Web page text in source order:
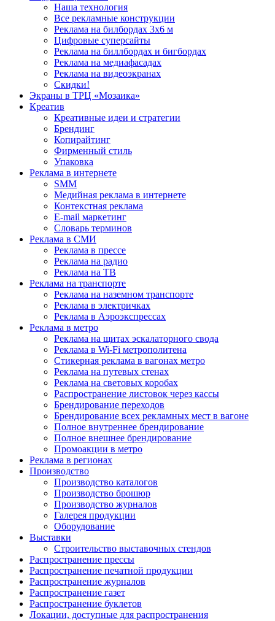
Наша технология
Все рекламные конструкции
Реклама на билбордах 3х6 м
Цифровые суперсайты
Реклама на биллбордах и бигбордах
Реклама на медиафасадах
Реклама на видеоэкранах
Скидки!
Экраны в ТРЦ «Мозаика»
Креатив
Креативные идеи и стратегии
Брендинг
Копирайтинг
Фирменный стиль
Упаковка
Реклама в интернете
SMM
Медийная реклама в интернете
Контекстная реклама
E-mail маркетинг
Словарь терминов
Реклама в СМИ
Реклама в прессе
Реклама на радио
Реклама на ТВ
Реклама на транспорте
Реклама на наземном транспорте
Реклама в электричках
Реклама в Аэроэкспрессах
Реклама в метро
Реклама на щитах эскалаторного свода
Реклама в Wi-Fi метрополитена
Стикерная реклама в вагонах метро
Реклама на путевых стенах
Реклама на световых коробах
Распространение листовок через кассы
Брендирование переходов
Брендирование всех рекламных мест в вагоне
Полное внутреннее брендирование
Полное внешнее брендирование
Промоакции в метро
Реклама в регионах
Производство
Производство каталогов
Производство брошюр
Производство журналов
Галерея продукции
Оборудование
Выставки
Строительство выставочных стендов
Распространение прессы
Распространение печатной продукции
Распространение журналов
Распространение газет
Распространение буклетов
Локации, доступные для распространения